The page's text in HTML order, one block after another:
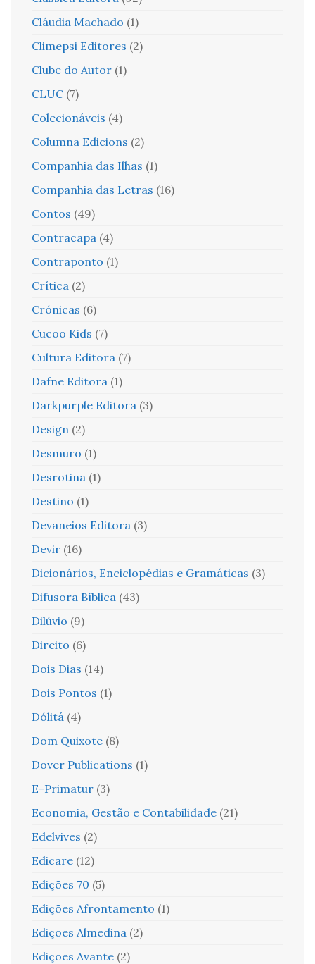
Cláudia Machado (1)
Climepsi Editores (2)
Clube do Autor (1)
CLUC (7)
Colecionáveis (4)
Columna Edicions (2)
Companhia das Ilhas (1)
Companhia das Letras (16)
Contos (49)
Contracapa (4)
Contraponto (1)
Crítica (2)
Crónicas (6)
Cucoo Kids (7)
Cultura Editora (7)
Dafne Editora (1)
Darkpurple Editora (3)
Design (2)
Desmuro (1)
Desrotina (1)
Destino (1)
Devaneios Editora (3)
Devir (16)
Dicionários, Enciclopédias e Gramáticas (3)
Difusora Bíblica (43)
Dilúvio (9)
Direito (6)
Dois Dias (14)
Dois Pontos (1)
Dólitá (4)
Dom Quixote (8)
Dover Publications (1)
E-Primatur (3)
Economia, Gestão e Contabilidade (21)
Edelvives (2)
Edicare (12)
Edições 70 (5)
Edições Afrontamento (1)
Edições Almedina (2)
Edições Avante (2)